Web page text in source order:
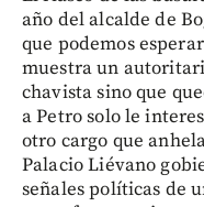
año del alcalde de
que podemos
muestra un
chavista sino que
a Petro solo le
otro cargo que
Palacio Liévano
señales políticas de